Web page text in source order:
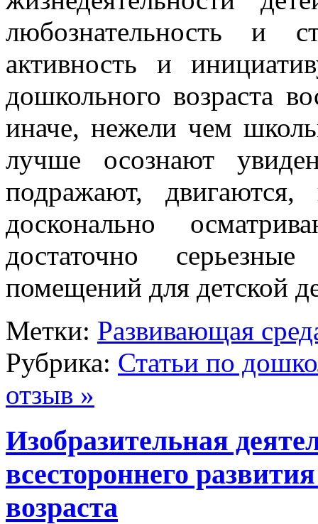
любознательность и
активность и
дошкольного возраста
иначе, нежели чем
лучше осознают
подражают,
досконально
достаточно
помещений для детской
Метки: Развивающая
Рубрика: Статьи по
отзыв »
Изобразительная
всестороннего
возраста